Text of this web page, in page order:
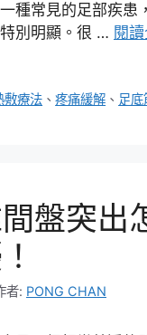
種常見的足部疾患
別明顯。很 … 閱
敷療法 、疼痛緩解 、 足底
盤突出
者: PONG CHAN